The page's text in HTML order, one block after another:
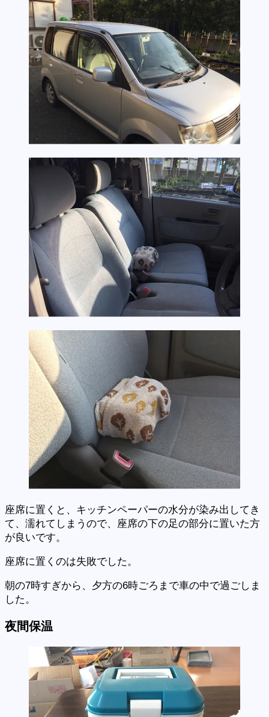
座席に置くと、キッチンペーパーの水分が染み出してき
て、濡れてしまうので、座席の下の足の部分に置いた方
が良いです。
座席に置くのは失敗でした。
朝の7時すぎから、夕方の6時ごろまで車の中で過ごしま
した。
夜間保温